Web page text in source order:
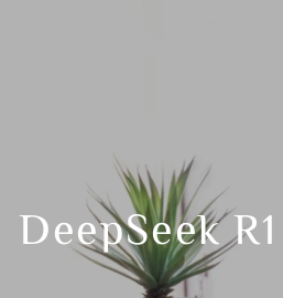
DeepSeek